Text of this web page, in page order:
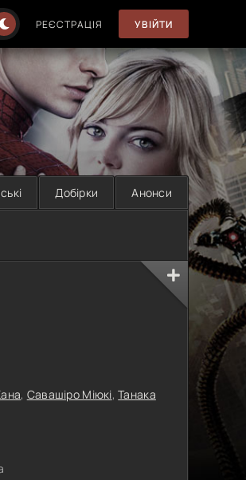
РЕЄСТРАЦІЯ УВІЙТИ
Добірки Анонси
, Савашіро Міюкі,Танака